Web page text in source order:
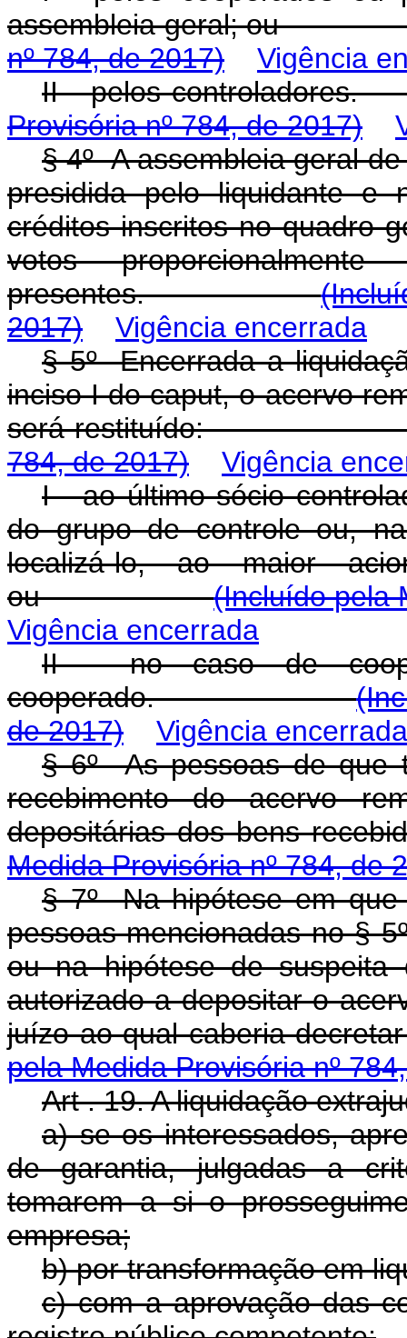
assembleia geral;
nº 784, de 2017)
Vigência
II - pelos
Provisória nº 784, de 2017)
§ 4º A assembleia geral
presidida pelo liquidante e
créditos inscritos no quadro
votos
presentes.
2017)
Vigência encerrada
§ 5º Encerrada a
inciso I do caput, o acervo
será
784, de 2017)
Vigência
I - ao último sócio
do grupo de controle ou,
localizá-lo, ao maior
ou(Incluído pela
Vigência encerrada
II - no caso de
cooperado.
de 2017)
Vigência encerrada
§ 6º As pessoas de que
recebimento do acervo
depositárias dos
Medida Provisória nº 784, de
§ 7º Na hipótese em
pessoas mencionadas no §
ou na hipótese de suspeita
autorizado a depositar o
juízo ao qual
pela Medida Provisória nº
Art . 19. A liquidação
a) se os interessados,
de garantia, julgadas a
tomarem a si o
empresa;
b) por transformação em
c) com a aprovação das